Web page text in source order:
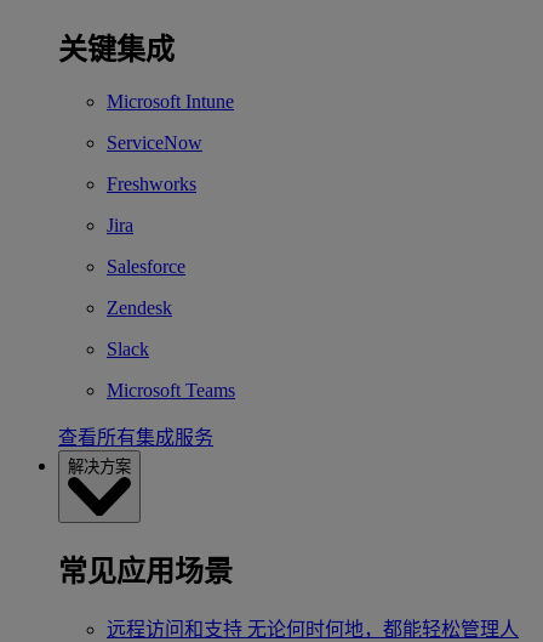
关键集成
Microsoft Intune
ServiceNow
Freshworks
Jira
Salesforce
Zendesk
Slack
Microsoft Teams
查看所有集成服务
解决方案
常见应用场景
远程访问和支持 无论何时何地，都能轻松管理人